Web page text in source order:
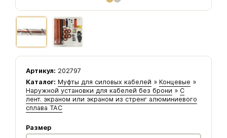
Артикул: 202797
Каталог: Муфты для силовых кабелей » Концевые »
Наружной установки для кабелей без брони » С
лент. экраном или экраном из стренг алюминиевого
сплава ТАС
Размер